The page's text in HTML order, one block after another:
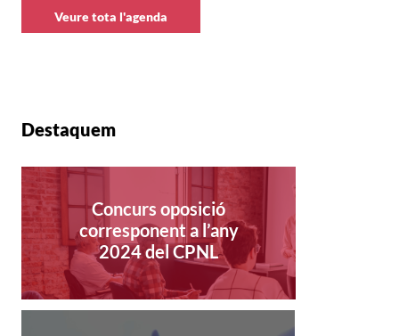
Veure tota l'agenda
Destaquem
Concurs oposició
corresponent a l’any
2024 del CPNL